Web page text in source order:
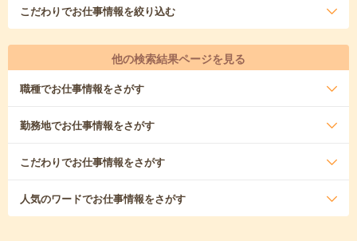
こだわりでお仕事情報を絞り込む
他の検索結果ページを見る
職種でお仕事情報をさがす
勤務地でお仕事情報をさがす
こだわりでお仕事情報をさがす
人気のワードでお仕事情報をさがす